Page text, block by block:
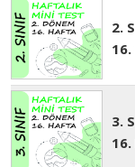
2.
3.